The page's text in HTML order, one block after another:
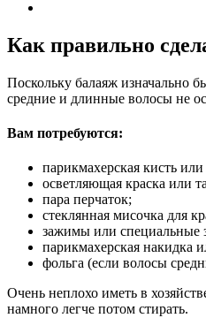
Как правильно
Поскольку балаяж изначально
средние и длинные волосы не
Вам потребуются:
парикмахерская кисть
осветляющая краска или
пара перчаток;
стеклянная мисочка для
зажимы или специальные
парикмахерская накидка
фольга (если волосы
Очень неплохо иметь в
намного легче потом стирать.